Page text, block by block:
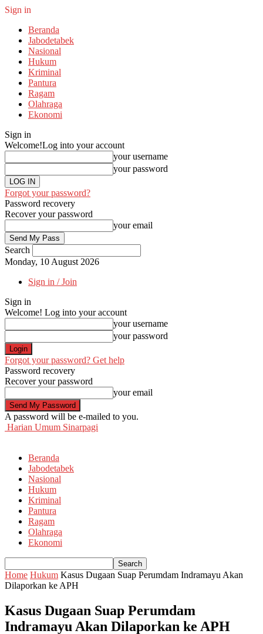
Sign in
Beranda
Jabodetabek
Nasional
Hukum
Kriminal
Pantura
Ragam
Olahraga
Ekonomi
Sign in
Welcome!Log into your account
your username
your password
Forgot your password?
Password recovery
Recover your password
your email
Search
Monday, 10 August 2026
Sign in / Join
Sign in
Welcome! Log into your account
your username
your password
Forgot your password? Get help
Password recovery
Recover your password
your email
A password will be e-mailed to you.
Harian Umum Sinarpagi
Beranda
Jabodetabek
Nasional
Hukum
Kriminal
Pantura
Ragam
Olahraga
Ekonomi
Home Hukum Kasus Dugaan Suap Perumdam Indramayu Akan
Dilaporkan ke APH
Kasus Dugaan Suap Perumdam
Indramayu Akan Dilaporkan ke APH